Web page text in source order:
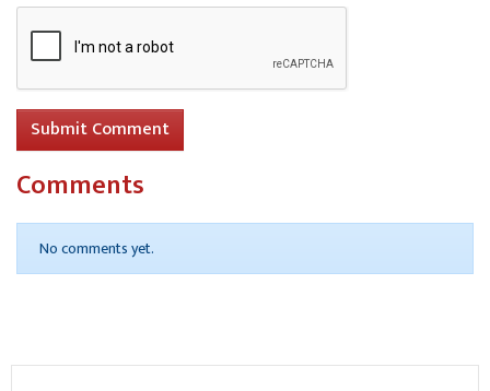
Submit Comment
Comments
No comments yet.